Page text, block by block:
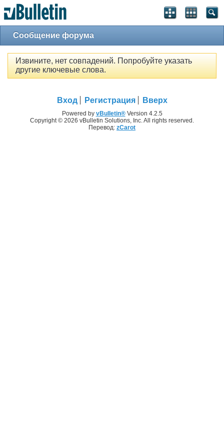
Сообщение форума
Извините, нет совпадений. Попробуйте указать
другие ключевые слова.
Вход Регистрация Вверх
Powered by vBulletin®Version 4.2.5
Copyright © 2026 vBulletin Solutions, Inc. All rights reserved.
Перевод: zCarot